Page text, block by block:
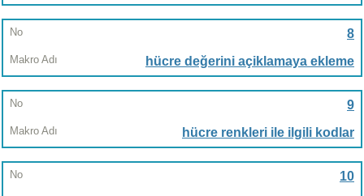
8
hücre değerini açiklamaya ekleme
9
hücre renkleri ile ilgili kodlar
10